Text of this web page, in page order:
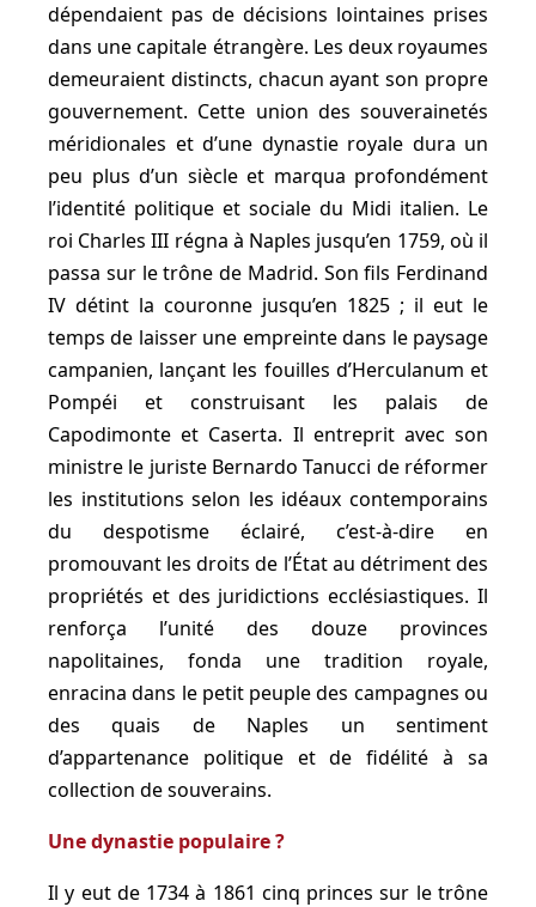
dépendaient pas de décisions lointaines prises
dans une capitale étrangère. Les deux royaumes
demeuraient distincts, chacun ayant son propre
gouvernement. Cette union des souverainetés
méridionales et d’une dynastie royale dura un
peu plus d’un siècle et marqua profondément
l’identité politique et sociale du Midi italien. Le
roi Charles III régna à Naples jusqu’en 1759, où il
passa sur le trône de Madrid. Son fils Ferdinand
IV détint la couronne jusqu’en 1825 ; il eut le
temps de laisser une empreinte dans le paysage
campanien, lançant les fouilles d’Herculanum et
Pompéi et construisant les palais de
Capodimonte et Caserta. Il entreprit avec son
ministre le juriste Bernardo Tanucci de réformer
les institutions selon les idéaux contemporains
du despotisme éclairé, c’est-à-dire en
promouvant les droits de l’État au détriment des
propriétés et des juridictions ecclésiastiques. Il
renforça l’unité des douze provinces
napolitaines, fonda une tradition royale,
enracina dans le petit peuple des campagnes ou
des quais de Naples un sentiment
d’appartenance politique et de fidélité à sa
collection de souverains.
Une dynastie populaire ?
Il y eut de 1734 à 1861 cinq princes sur le trône